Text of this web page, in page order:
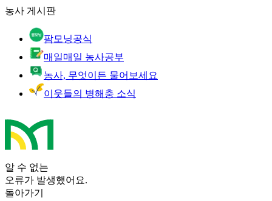
농사 게시판
팜모닝공식
매일매일 농사공부
농사, 무엇이든 물어보세요
이웃들의 병해충 소식
알 수 없는
오류가 발생했어요.
돌아가기